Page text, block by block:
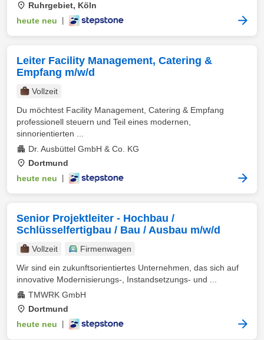
Ruhrgebiet, Köln
heute neu
Leiter Facility Management, Catering &
Empfang m/w/d
Vollzeit
Du möchtest Facility Management, Catering & Empfang
professionell steuern und Teil eines modernen,
sinnorientierten ...
Dr. Ausbüttel GmbH & Co. KG
Dortmund
heute neu
Senior Projektleiter - Hochbau /
Schlüsselfertigbau / Bau / Ausbau m/w/d
Vollzeit
Firmenwagen
Wir sind ein zukunftsorientiertes Unternehmen, das sich auf
innovative Modernisierungs-, Instandsetzungs- und ...
TMWRK GmbH
Dortmund
heute neu